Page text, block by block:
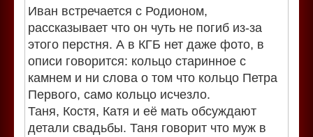
Иван встречается с Родионом,
рассказывает что он чуть не погиб из-за
этого перстня. А в КГБ нет даже фото, в
описи говорится: кольцо старинное с
камнем и ни слова о том что кольцо Петра
Первого, само кольцо исчезло.
Таня, Костя, Катя и её мать обсуждают
детали свадьбы. Таня говорит что муж в